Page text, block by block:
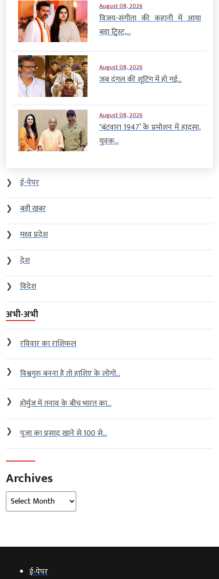
August 08, 2026
विजय-संगीता की कहानी में आया
बड़ा ट्विस्ट,...
August 08, 2026
जब दंगल की शूटिंग में हो गई...
August 08, 2026
‘बंटवारा 1947’ के प्रमोशन में हादसा,
युवक...
❯
ई-पेपर
❯
बड़ी खबर
❯
मध्य प्रदेश
❯
देश
❯
विदेश
अभी-अभी
❯ रविवार का राशिफल
❯ विश्वगुरु बनना है तो हाशिए के लोगों...
❯ होर्मुज में तनाव के बीच भारत का...
❯ पूजा का प्रसाद खाने से 100 से...
Archives
Archives
ई‑पेपर